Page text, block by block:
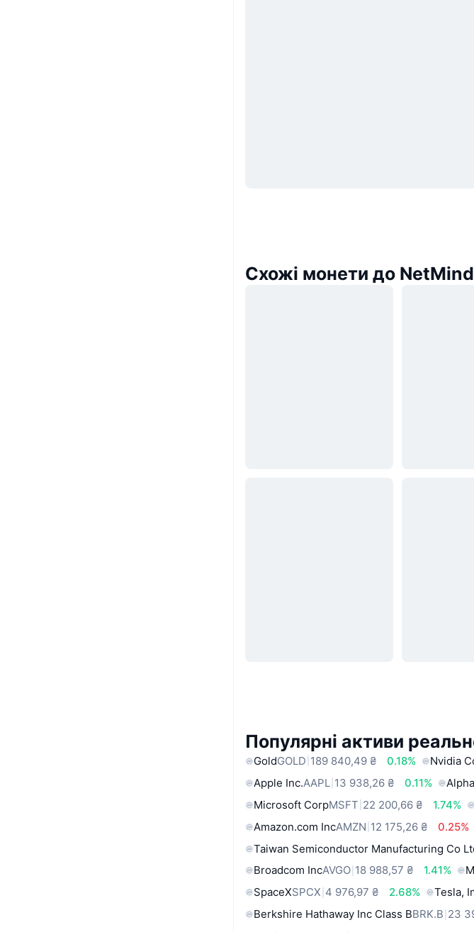
Схожі монети до
Популярні активи
GoldGOLD 189 840,49 ₴ 0.18% Nvidia
Apple Inc.AAPL 13 938,26 ₴ 0.11%
Microsoft CorpMSFT 22 200,66 ₴ 1.74%
Amazon.com IncAMZN 12 175,26 ₴
0.25%
Taiwan Semiconductor Manufacturing Co
Broadcom IncAVGO 18 988,57 ₴ 1.41%
SpaceXSPCX 4 976,97 ₴ 2.68% Tesla,
Berkshire Hathaway Inc Class BBRK.B 23